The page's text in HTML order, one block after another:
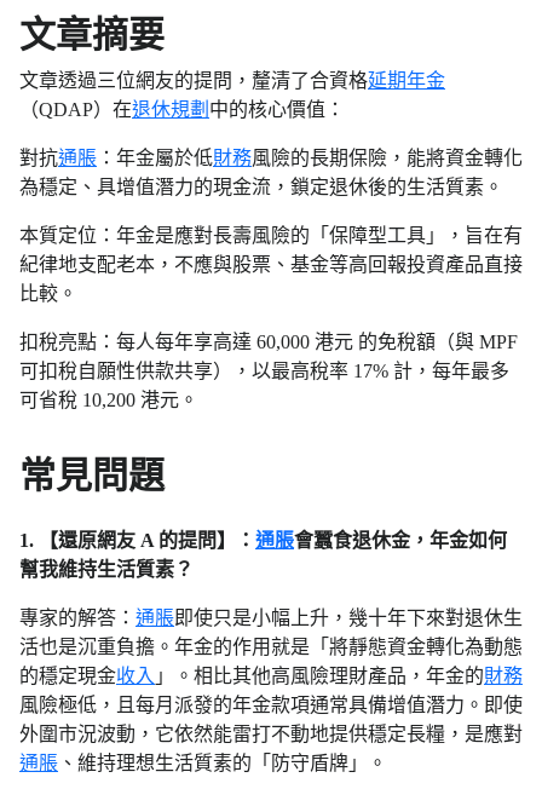
文章摘要
文章透過三位網友的提問，釐清了合資格延期年金
（QDAP）在退休規劃 中的核心價值：
對抗通脹 ：年金屬於低財務風險的長期保險，能將資金轉化
為穩定、具增值潛力的現金流，鎖定退休後的生活質素。
本質定位：年金是應對長壽風險的「保障型工具」，旨在有
紀律地支配老本，不應與股票、基金等高回報投資產品直接
比較。
扣稅亮點：每人每年享高達 60,000 港元 的免稅額（與 MPF
可扣稅自願性供款共享），以最高稅率 17% 計，每年最多
可省稅 10,200 港元。
常見問題
1. 【還原網友 A 的提問】： 通脹會蠶食退休金，年金如何
幫我維持生活質素？
專家的解答： 通脹即使只是小幅上升，幾十年下來對退休生
活也是沉重負擔。年金的作用就是「將靜態資金轉化為動態
的穩定現金收入 」。相比其他高風險理財產品，年金的財務
風險極低，且每月派發的年金款項通常具備增值潛力。即使
外圍市況波動，它依然能雷打不動地提供穩定長糧，是應對
通脹 、維持理想生活質素的「防守盾牌」。